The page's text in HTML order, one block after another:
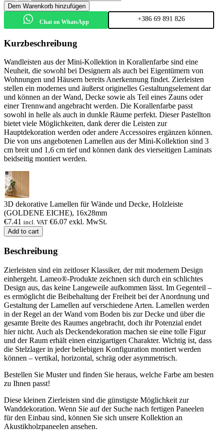
Dem Warenkorb hinzufügen
Chat on WhatsApp +386 69 891 826
Kurzbeschreibung
Wandleisten aus der Mini-Kollektion in Korallenfarbe sind eine
Neuheit, die sowohl bei Designern als auch bei Eigentümern von
Wohnungen und Häusern bereits Anerkennung findet. Zierleisten
stellen ein modernes und äußerst originelles Gestaltungselement dar
und können an der Wand, Decke sowie als Teil eines Zauns oder
einer Trennwand angebracht werden. Die Korallenfarbe passt
sowohl in helle als auch in dunkle Räume perfekt. Dieser Pastellton
bietet viele Möglichkeiten, dank derer die Leisten zur
Hauptdekoration werden oder andere Accessoires ergänzen können.
Die von uns angebotenen Lamellen aus der Mini-Kollektion sind 3
cm breit und 1,6 cm tief und können dank des vierseitigen Laminats
beidseitig montiert werden.
3D dekorative Lamellen für Wände und Decke, Holzleiste
(GOLDENE EICHE), 16x28mm
€7.41 incl. VAT €6.07 exkl. MwSt.
Add to cart
Beschreibung
Zierleisten sind ein zeitloser Klassiker, der mit modernem Design
einhergeht. Lameo®-Produkte zeichnen sich durch ein schlichtes
Design aus, das keine Langeweile aufkommen lässt. Im Gegenteil –
es ermöglicht die Beibehaltung der Freiheit bei der Anordnung und
Gestaltung der Lamellen auf verschiedene Arten. Lamellen werden
in der Regel an der Wand vom Boden bis zur Decke und über die
gesamte Breite des Raumes angebracht, doch ihr Potenzial endet
hier nicht. Auch als Deckendekoration machen sie eine tolle Figur
und der Raum erhält einen einzigartigen Charakter. Wichtig ist, dass
die Stelzlager in jeder beliebigen Konfiguration montiert werden
können – vertikal, horizontal, schräg oder asymmetrisch.
Bestellen Sie Muster und finden Sie heraus, welche Farbe am besten
zu Ihnen passt!
Diese kleinen Zierleisten sind die günstigste Möglichkeit zur
Wanddekoration. Wenn Sie auf der Suche nach fertigen Paneelen
für den Einbau sind, können Sie sich unsere Kollektion an
Akustikholzpaneelen ansehen.